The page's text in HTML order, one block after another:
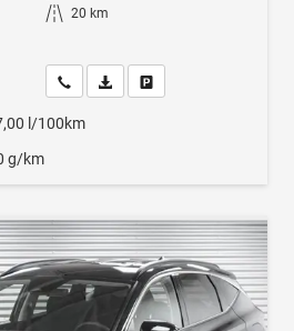
Kilometerstand 20 km
Wir rufen Sie anFahrzeugexposé (PDF)
l/100km
g/km